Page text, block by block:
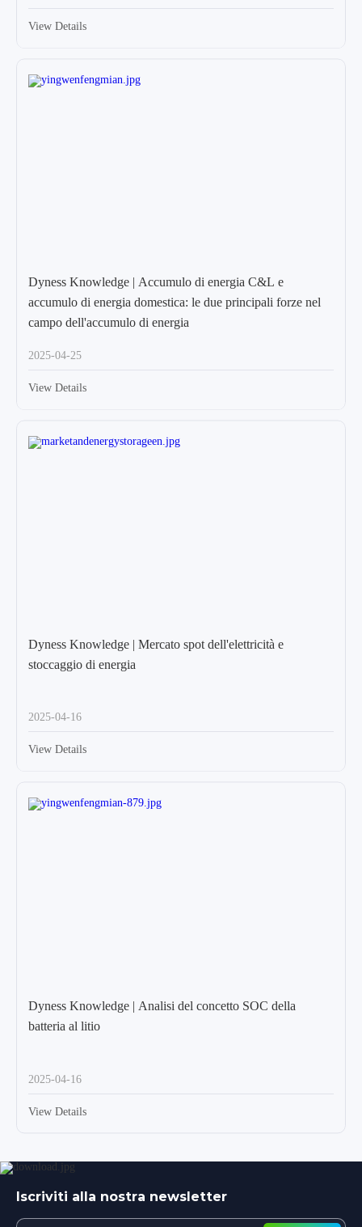
View Details
Dyness Knowledge | Accumulo di energia C&L e
accumulo di energia domestica: le due principali forze nel
campo dell'accumulo di energia
2025-04-25
View Details
Dyness Knowledge | Mercato spot dell'elettricità e
stoccaggio di energia
2025-04-16
View Details
Dyness Knowledge | Analisi del concetto SOC della
batteria al litio
2025-04-16
View Details
Iscriviti alla nostra newsletter